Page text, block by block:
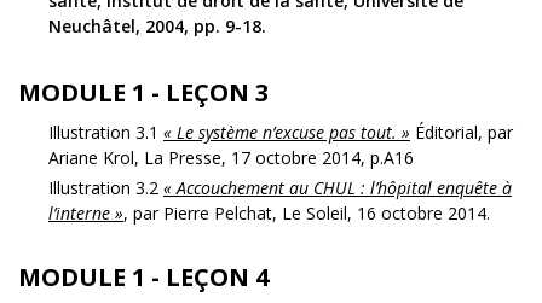
Neuchâtel, 2004, pp. 9-18.
MODULE 1 - LEÇON 3
Illustration 3.1 « Le système n’excuse pas tout. » Éditorial, par
Ariane Krol, La Presse, 17 octobre 2014, p.A16
Illustration 3.2 « Accouchement au CHUL : l’hôpital enquête à
l’interne », par Pierre Pelchat, Le Soleil, 16 octobre 2014.
MODULE 1 - LEÇON 4